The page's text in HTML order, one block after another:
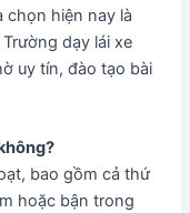
chọn hiện nay là
dạy lái xe
uy tín, đào tạo bài
bao gồm cả thứ
hoặc bận trong